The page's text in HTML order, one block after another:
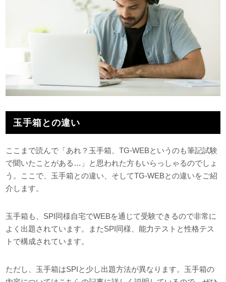
玉手箱との違い
ここまで読んで「あれ？玉手箱、TG-WEBというのも筆記試験
で聞いたことがある…」と思われた方もいらっしゃるのでしょ
う。ここで、玉手箱との違い、そしてTG-WEBとの違いをご紹
介します。
玉手箱も、SPI同様自宅でWEBを通じて受験できるので非常に
よく出題されています。またSPI同様、能力テストと性格テス
トで構成されています。
ただし、玉手箱はSPIと少し出題方法が異なります。玉手箱の